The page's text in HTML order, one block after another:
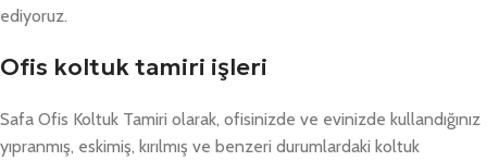
ediyoruz.
Ofis koltuk tamiri işleri
Safa Ofis Koltuk Tamiri olarak, ofisinizde ve evinizde kullandığınız
yıpranmış, eskimiş, kırılmış ve benzeri durumlardaki koltuk